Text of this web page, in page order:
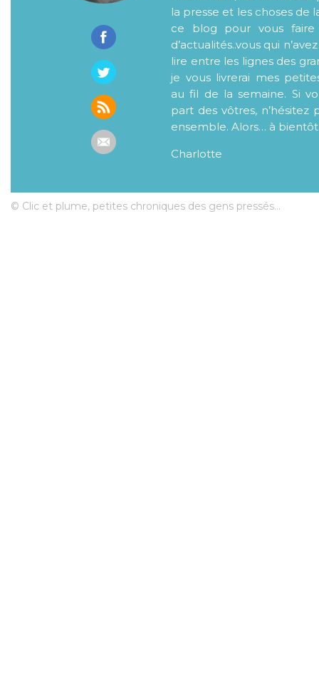
la presse et les choses de
ce blog pour vous faire
d’actualités..vous qui
lire entre les lignes des
je vous livrerai mes
au fil de la semaine. Si
part des vôtres, n’hésitez
ensemble. Alors… à bientôt
Charlotte
© Clic et plume, petites chroniques des gens pressés...